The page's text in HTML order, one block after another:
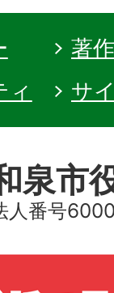
著
ィ
サ
泉市
人番号